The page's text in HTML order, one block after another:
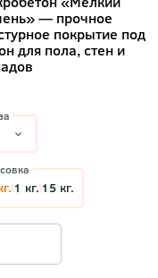
— прочное
покрытие под
для пола, стен и
1 кг. 15 кг.